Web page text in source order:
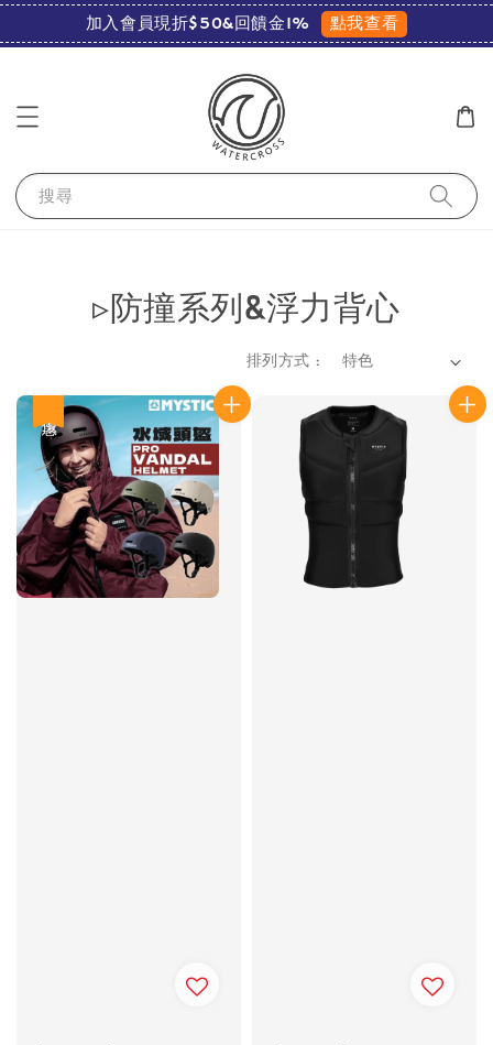
加入會員現折$50&回饋金1% 點我查看
搜尋
▹防撞系列&浮力背心
排列方式 :